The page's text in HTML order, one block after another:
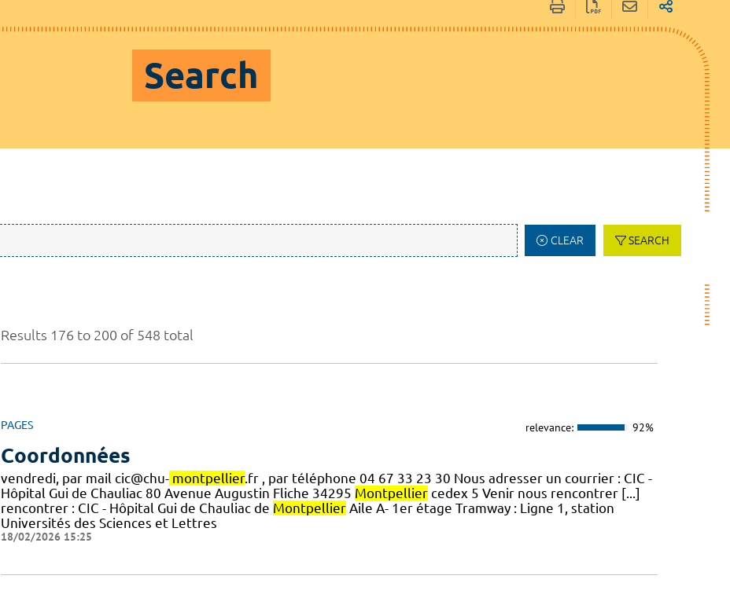
Search
CLEAR SEARCH
Results 176 to 200 of 548 total
PAGES relevance: 92%
Coordonnées
vendredi, par mail cic@chu- montpellier.fr , par téléphone 04 67 33 23 30 Nous adresser un courrier : CIC -
Hôpital Gui de Chauliac 80 Avenue Augustin Fliche 34295 Montpelliercedex 5 Venir nous rencontrer [...]
rencontrer : CIC - Hôpital Gui de Chauliac de MontpellierAile A- 1er étage Tramway : Ligne 1, station
Universités des Sciences et Lettres
18/02/2026 15:25